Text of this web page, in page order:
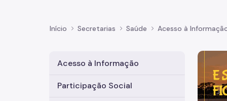
Início Secretarias Saúde Acesso à
Acesso à Informação
Participação Social